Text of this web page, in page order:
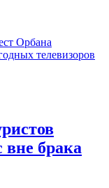
Орбана
телевизоров
вне брака